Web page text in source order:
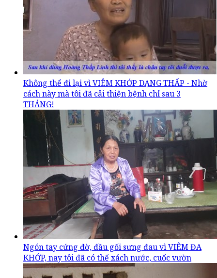
Không thể đi lại vì VIÊM KHỚP DẠNG THẤP - Nhờ
cách này mà tôi đã cải thiện bệnh chỉ sau 3
THÁNG!
Ngón tay cứng đờ, đầu gối sưng đau vì VIÊM ĐA
KHỚP, nay tôi đã có thể xách nước, cuốc vườn